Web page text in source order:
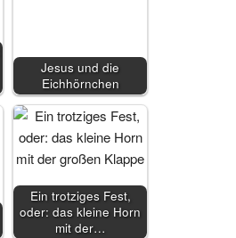
Jesus und die
Eichhörnchen
Ein trotziges Fest,
oder: das kleine Horn
mit der…